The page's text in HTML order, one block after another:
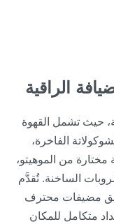
الراقية
حيث تشمل القهوة
الفاخرة،
من الموهيتو،
الساخنة. تُقدَّم
مضيفات محترف
متكامل للمكان